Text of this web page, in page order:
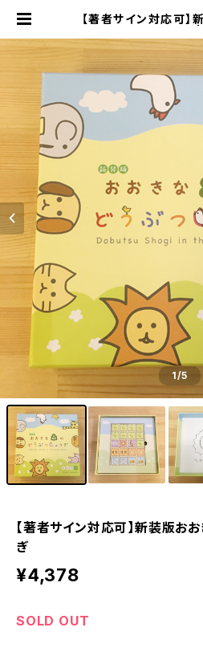
【著者サイン対応可】
いっぷく
1/5
【著者サイン対応可】新装版お
ぎ
¥4,378
SOLD OUT